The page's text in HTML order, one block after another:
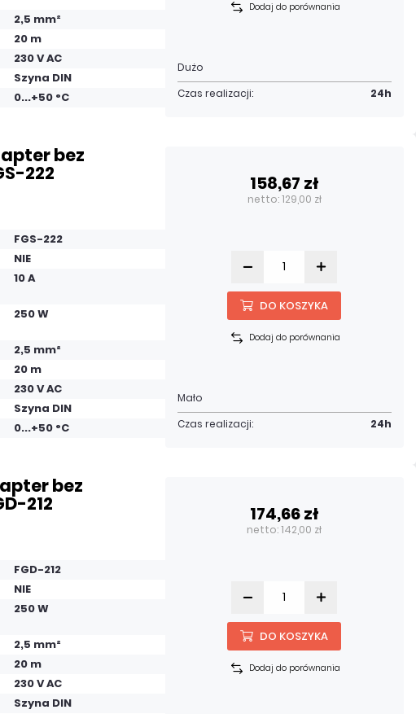
2,5 mm²
20 m
230 V AC
Szyna DIN
0...+50 °C
Dodaj do porównania
Dużo
Czas realizacji:
24h
bez
222
FGS-222
NIE
10 A
250 W
2,5 mm²
20 m
230 V AC
Szyna DIN
0...+50 °C
158,67 zł
netto: 129,00 zł
DO KOSZYKA
Dodaj do porównania
Mało
Czas realizacji:
24h
bez
212
FGD-212
NIE
250 W
2,5 mm²
20 m
230 V AC
Szyna DIN
174,66 zł
netto: 142,00 zł
DO KOSZYKA
Dodaj do porównania